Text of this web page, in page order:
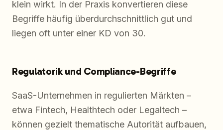
klein wirkt. In der Praxis konvertieren diese
Begriffe häufig überdurchschnittlich gut und
liegen oft unter einer KD von 30.
Regulatorik und Compliance-Begriffe
SaaS-Unternehmen in regulierten Märkten –
etwa Fintech, Healthtech oder Legaltech –
können gezielt thematische Autorität aufbauen,